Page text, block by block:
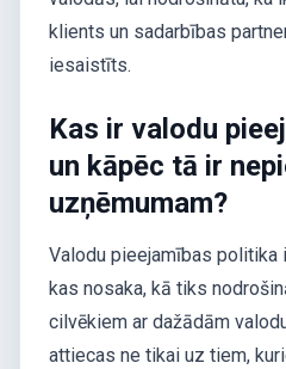
klients un sadarbības
iesaistīts.
Kas ir valodu
un kāpēc tā ir
uzņēmumam?
Valodu pieejamības politika
kas nosaka, kā tiks
cilvēkiem ar dažādām
attiecas ne tikai uz tiem,